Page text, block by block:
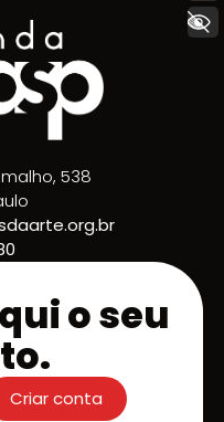
538
o seu
Criar conta
+ Acessibilidade